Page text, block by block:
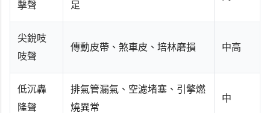
擊聲
足
尖銳吱
吱聲
傳動皮帶、煞車皮、培林磨損 中高
低沉轟
隆聲
排氣管漏氣、空濾堵塞、引擎燃
燒異常
中